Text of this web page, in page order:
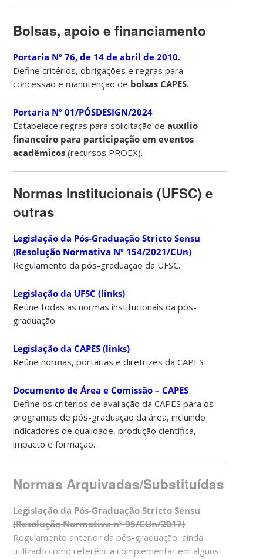
Bolsas, apoio e financiamento
Portaria Nº 76, de 14 de abril de 2010.
Define critérios, obrigações e regras para
concessão e manutenção de bolsas CAPES.
Portaria Nº 01/PÓSDESIGN/2024
Estabelece regras para solicitação de auxílio
financeiro para participação em eventos
acadêmicos (recursos PROEX).
Normas Institucionais (UFSC) e
outras
Legislação da Pós-Graduação Stricto Sensu
(Resolução Normativa Nº 154/2021/CUn)
Regulamento da pós-graduação da UFSC.
Legislação da UFSC (links)
Reúne todas as normas institucionais da pós-
graduação
Legislação da CAPES (links)
Reúne normas, portarias e diretrizes da CAPES
Documento de Área e Comissão – CAPES
Define os critérios de avaliação da CAPES para os
programas de pós-graduação da área, incluindo
indicadores de qualidade, produção científica,
impacto e formação.
Normas Arquivadas/Substituídas
Legislação da Pós-Graduação Stricto Sensu
(Resolução Normativa nº 95/CUn/2017)
Regulamento anterior da pós-graduação, ainda
utilizado como referência complementar em alguns